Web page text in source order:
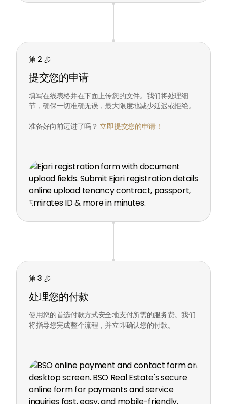
第 2 步
提交您的申请
填写在线表格并在下面上传您的文件。我们将处理细
节，确保一切准确无误，最大限度地减少延迟或拒绝。
准备好向前迈进了吗？立即提交您的申请！
第 3 步
处理您的付款
使用您的首选付款方式安全地支付所需的服务费。我们
将指导您完成整个流程，并立即确认您的付款。